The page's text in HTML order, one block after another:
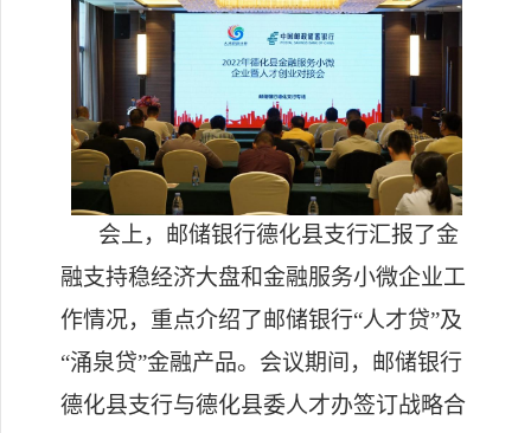
会上，邮储银行德化县支行汇报了金
融支持稳经济大盘和金融服务小微企业工
作情况，重点介绍了邮储银行“人才贷”及
“涌泉贷”金融产品。会议期间，邮储银行
德化县支行与德化县委人才办签订战略合